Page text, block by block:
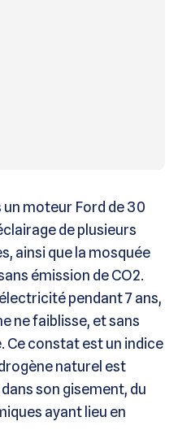
un moteur Ford de 30
de plusieurs
ainsi que la mosquée
émission de CO2.
pendant 7 ans,
ne faiblisse, et sans
Ce constat est un indice
naturel est
dans son gisement, du
ayant lieu en